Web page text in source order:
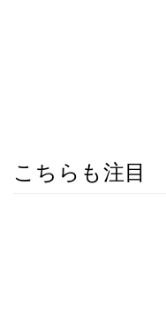
こちらも注目